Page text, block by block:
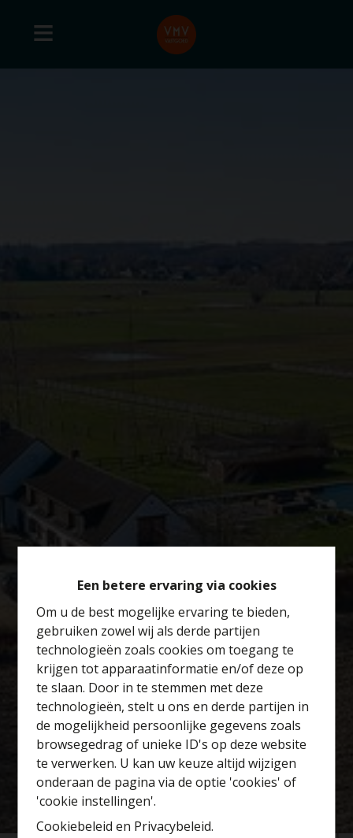
Een betere ervaring via cookies
Om u de best mogelijke ervaring te bieden,
gebruiken zowel wij als derde partijen
technologieën zoals cookies om toegang te
krijgen tot apparaatinformatie en/of deze op
te slaan. Door in te stemmen met deze
technologieën, stelt u ons en derde partijen in
de mogelijkheid persoonlijke gegevens zoals
browsegedrag of unieke ID's op deze website
te verwerken. U kan uw keuze altijd wijzigen
onderaan de pagina via de optie 'cookies' of
'cookie instellingen'.
Cookiebeleid en Privacybeleid.
Benieuwd naar de
waarde van je huis?
Gratis schatting